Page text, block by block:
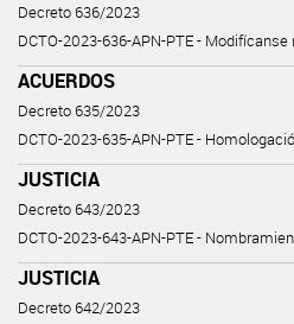
Decreto 636/2023
DCTO-2023-636-APN-PTE -
ACUERDOS
Decreto 635/2023
DCTO-2023-635-APN-PTE -
JUSTICIA
Decreto 643/2023
DCTO-2023-643-APN-PTE -
JUSTICIA
Decreto 642/2023